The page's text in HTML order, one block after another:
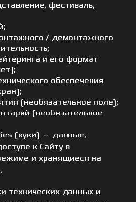
фестиваль,
/ демонтажного
и его формат
обеспечения
(необязательное поле);
(необязательное
(куки) — данные,
к Сайту в
и хранящиеся на
технических данных и